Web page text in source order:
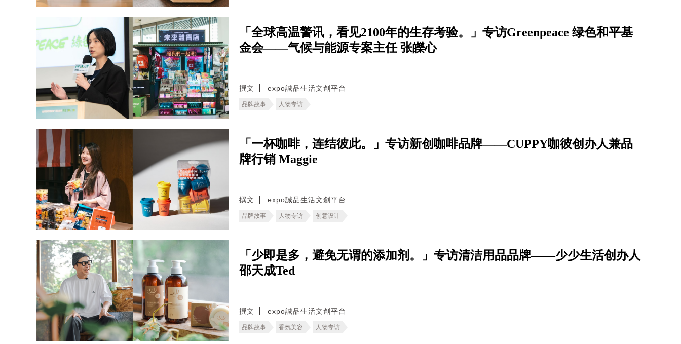
「全球高温警讯，看见2100年的生存考验。」专访Greenpeace 绿色和平基
金会——气候与能源专案主任 张皪心
撰文 expo誠品生活文創平台
品牌故事 人物专访
「一杯咖啡，连结彼此。」专访新创咖啡品牌——CUPPY咖彼创办人兼品
牌行销 Maggie
撰文 expo誠品生活文創平台
品牌故事 人物专访 创意设计
「少即是多，避免无谓的添加剂。」专访清洁用品品牌——少少生活创办人
邵天成Ted
撰文 expo誠品生活文創平台
品牌故事 香氛美容 人物专访